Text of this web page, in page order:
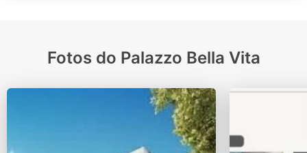
Fotos do Palazzo Bella Vita